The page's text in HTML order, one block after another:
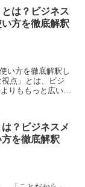
とは？ビジネス
方を徹底解釈
い方を徹底解釈し
点」とは、ビジ
りももっと広い視
は？ビジネスメ
を徹底解釈